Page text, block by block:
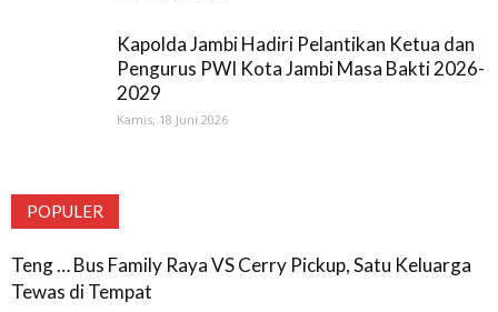
Kapolda Jambi Hadiri Pelantikan Ketua dan
Pengurus PWI Kota Jambi Masa Bakti 2026-
2029
Kamis, 18 Juni 2026
POPULER
Teng … Bus Family Raya VS Cerry Pickup, Satu Keluarga
Tewas di Tempat